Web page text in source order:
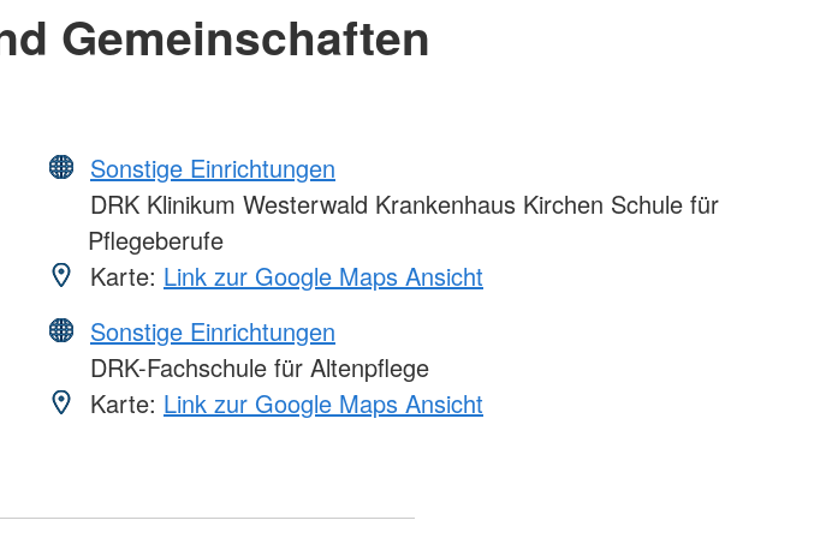
Gemeinschaften
Sonstige Einrichtungen
DRK Klinikum Westerwald Krankenhaus Kirchen Schule für
Pflegeberufe
Karte: Link zur Google Maps Ansicht
Sonstige Einrichtungen
DRK-Fachschule für Altenpflege
Karte: Link zur Google Maps Ansicht